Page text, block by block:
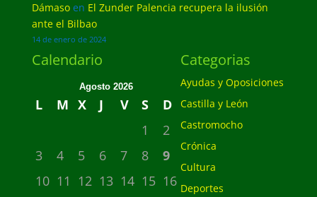
Dámasoen El Zunder Palencia recupera la ilusión
ante el Bilbao
14 de enero de 2024
Calendario
Agosto 2026
L M X J V S
D
1
2
3
4 5 6 7 8
9
10 11 12 13 14 15 16
Categorias
Ayudas y Oposiciones
Castilla y León
Castromocho
Crónica
Cultura
Deportes